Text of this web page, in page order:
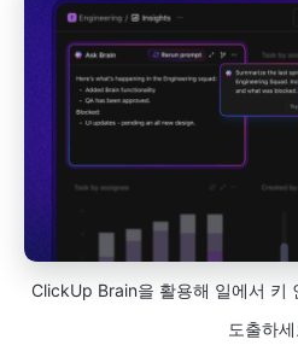
ClickUp Brain을 활용해 일에서 키
도출하세